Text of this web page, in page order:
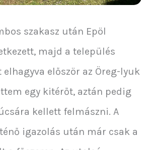
szakasz után Epöl
majd a település
először az Öreg-lyuk
egy kitérőt, aztán pedig
kellett felmászni. A
igazolás után már csak a